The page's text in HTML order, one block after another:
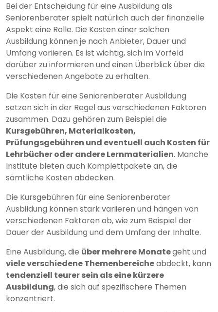
Bei der Entscheidung für eine Ausbildung als
Seniorenberater spielt natürlich auch der finanzielle
Aspekt eine Rolle. Die Kosten einer solchen
Ausbildung können je nach Anbieter, Dauer und
Umfang variieren. Es ist wichtig, sich im Vorfeld
darüber zu informieren und einen Überblick über die
verschiedenen Angebote zu erhalten.
Die Kosten für eine Seniorenberater Ausbildung
setzen sich in der Regel aus verschiedenen Faktoren
zusammen. Dazu gehören zum Beispiel die
Kursgebühren, Materialkosten,
Prüfungsgebühren und eventuell auch Kosten für
Lehrbücher oder andere Lernmaterialien. Manche
Institute bieten auch Komplettpakete an, die
sämtliche Kosten abdecken.
Die Kursgebühren für eine Seniorenberater
Ausbildung können stark variieren und hängen von
verschiedenen Faktoren ab, wie zum Beispiel der
Dauer der Ausbildung und dem Umfang der Inhalte.
Eine Ausbildung, die über mehrere Monategeht und
viele verschiedene Themenbereicheabdeckt, kann
tendenziell teurer sein als eine kürzere
Ausbildung, die sich auf spezifischere Themen
konzentriert.